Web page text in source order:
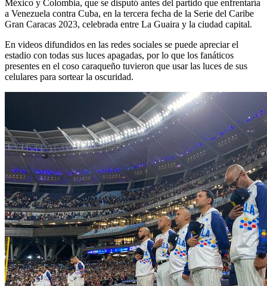
México y Colombia, que se disputó antes del partido que enfrentaría
a Venezuela contra Cuba, en la tercera fecha de la Serie del Caribe
Gran Caracas 2023, celebrada entre La Guaira y la ciudad capital.
En videos difundidos en las redes sociales se puede apreciar el
estadio con todas sus luces apagadas, por lo que los fanáticos
presentes en el coso caraqueño tuvieron que usar las luces de sus
celulares para sortear la oscuridad.